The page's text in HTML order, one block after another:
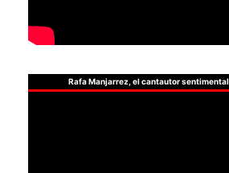
Rafa Manjarrez, el cantautor sentimental